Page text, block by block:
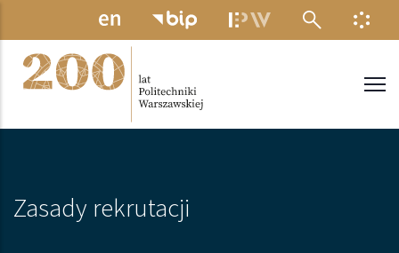
Przejdź do treści
MENU
Zasady rekrutacji